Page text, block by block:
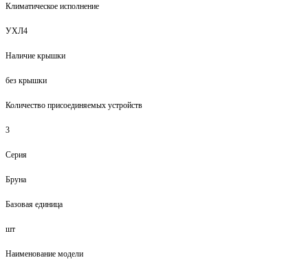
Климатическое исполнение
УХЛ4
Наличие крышки
без крышки
Количество присоединяемых устройств
3
Серия
Бруна
Базовая единица
шт
Наименование модели